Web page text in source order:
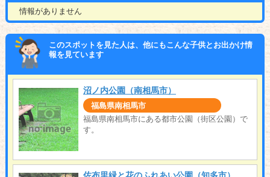
情報がありません
このスポットを見た人は、他にもこんな子供とお出かけ情
報を見ています
沼ノ内公園（南相馬市）
福島県南相馬市
福島県南相馬市にある都市公園（街区公園）で
す。